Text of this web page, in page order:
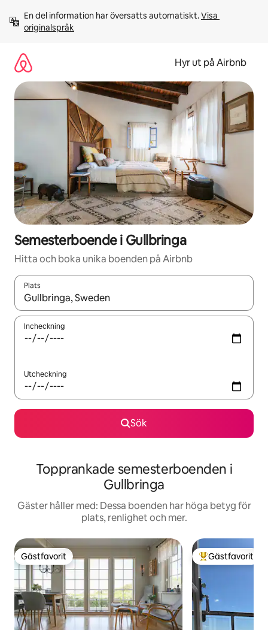
innehåll
En del information har översatts automatiskt. Visa
originalspråk
Hyr ut på Airbnb
Semesterboende i Gullbringa
Hitta och boka unika boenden på Airbnb
Plats
När resultaten är tillgängliga kan du navigera med upp- och
Incheckning
Utcheckning
Sök
Topprankade semesterboenden i
Gullbringa
Gäster håller med: Dessa boenden har höga betyg för
plats, renlighet och mer.
Gästfavorit
Gästfavorit Populär
Gästfavorit